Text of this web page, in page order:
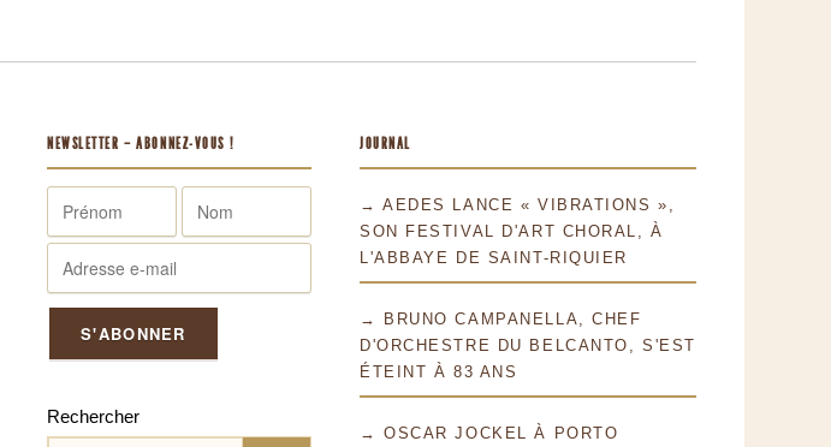
NEWSLETTER – ABONNEZ-VOUS !
Rechercher
JOURNAL
→ AEDES LANCE « VIBRATIONS »,
SON FESTIVAL D'ART CHORAL, À
L'ABBAYE DE SAINT-RIQUIER
→ BRUNO CAMPANELLA, CHEF
D'ORCHESTRE DU BELCANTO, S'EST
ÉTEINT À 83 ANS
→ OSCAR JOCKEL À PORTO